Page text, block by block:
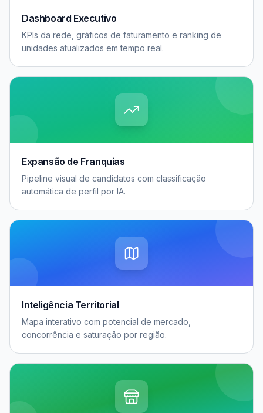
Dashboard Executivo
KPIs da rede, gráficos de faturamento e ranking de
unidades atualizados em tempo real.
Expansão de Franquias
Pipeline visual de candidatos com classificação
automática de perfil por IA.
Inteligência Territorial
Mapa interativo com potencial de mercado,
concorrência e saturação por região.